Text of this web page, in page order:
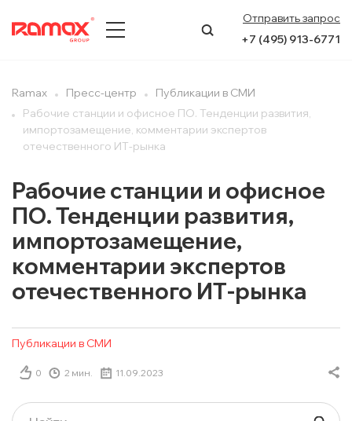
Отправить запрос
+7 (495) 913-6771
ПРЕСС-ЦЕНТР
УСЛУГИ
КЕЙСЫ
Ramax Пресс-центр
Публикации в СМИ
Рабочие станции и офисное ПО. Тенденции развития,
импортозамещение, комментарии экспертов
отечественного ИТ-рынка
Рабочие станции и офисное
ПО. Тенденции развития,
импортозамещение,
комментарии экспертов
отечественного ИТ-рынка
Публикации в СМИ
0 2 мин. 11.09.2023